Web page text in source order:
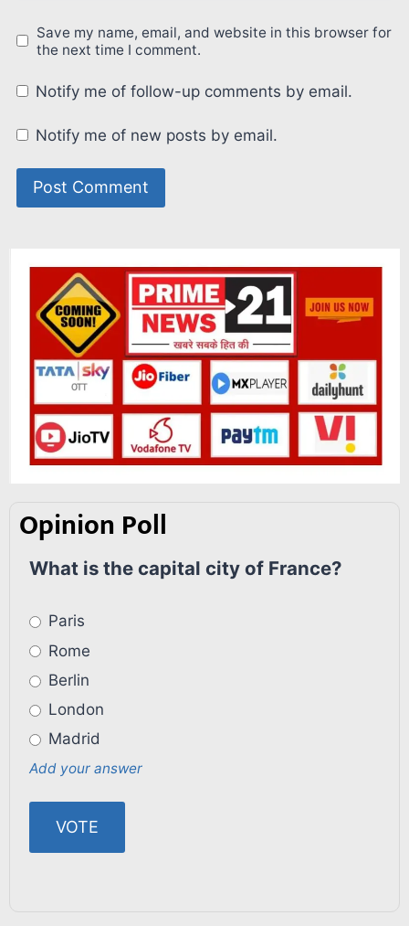
Save my name, email, and website in this browser for
the next time I comment.
Notify me of follow-up comments by email.
Notify me of new posts by email.
Opinion Poll
What is the capital city of France?
Paris
Rome
Berlin
London
Madrid
Add your answer